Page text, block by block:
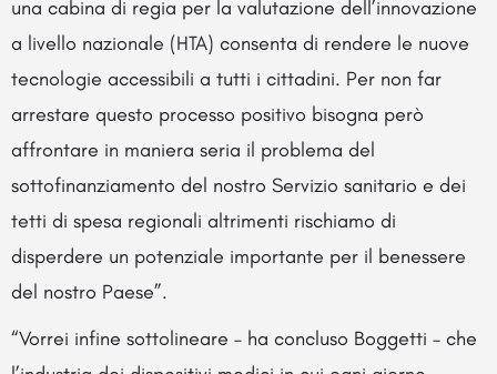
una cabina di regia per la valutazione dell’innovazione
a livello nazionale (HTA) consenta di rendere le nuove
tecnologie accessibili a tutti i cittadini. Per non far
arrestare questo processo positivo bisogna però
affrontare in maniera seria il problema del
sottofinanziamento del nostro Servizio sanitario e dei
tetti di spesa regionali altrimenti rischiamo di
disperdere un potenziale importante per il benessere
del nostro Paese”.
“Vorrei infine sottolineare – ha concluso Boggetti – che